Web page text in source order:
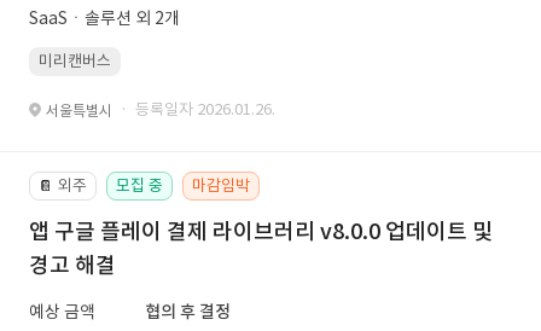
SaaSㆍ솔루션 외 2개
미리캔버스
서울특별시 · 등록일자 2026.01.26.
📔 외주 모집 중 마감임박
앱 구글 플레이 결제 라이브러리 v8.0.0 업데이트 및
경고 해결
예상 금액
협의 후 결정